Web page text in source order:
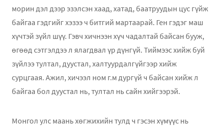
морин дэл дээр эзэлсэн хаад, хатад, баатруудын цус гүйж
байгаа гэдгийг хэзээ ч битгий мартаарай. Ген гэдэг маш
хүчтэй зүйл шүү. Гэвч хичнээн хүч чадалтай байсан бууж,
өгөөд сэтгэлдээ л ялагдвал үр дүнгүй. Тиймээс хийж буй
зүйлээ тултал, дуустал, халтуурдалгүйгээр хийж
сурцгаая. Ажил, хичээл ном г.м дургүй ч байсан хийж л
байгаа бол дуустал нь, тултал нь сайн хийгээрэй.
Монгол улс маань хөгжихийн тулд ч гэсэн хүмүүс нь